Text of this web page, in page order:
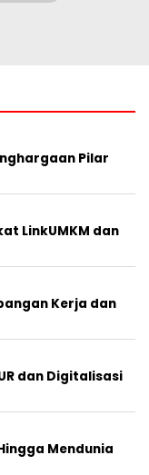
Pilar
LinkUMKM dan
Kerja dan
dan Digitalisasi
Mendunia